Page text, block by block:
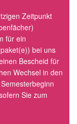
Zeitpunkt
für ein
bei uns
Bescheid für
Wechsel in den
Sie zum